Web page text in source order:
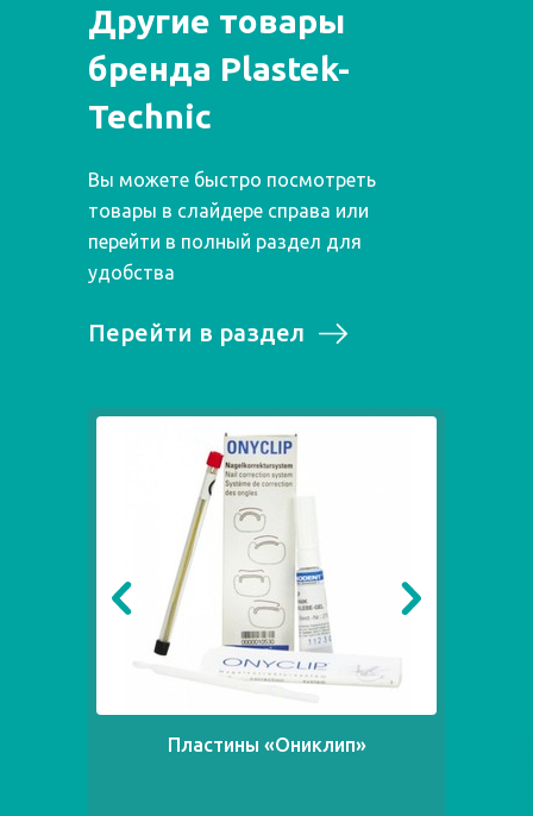
Другие товары
бренда Plastek-
Technic
Вы можете быстро посмотреть
товары в слайдере справа или
перейти в полный раздел для
удобства
Перейти в раздел
Пластины «Ониклип»